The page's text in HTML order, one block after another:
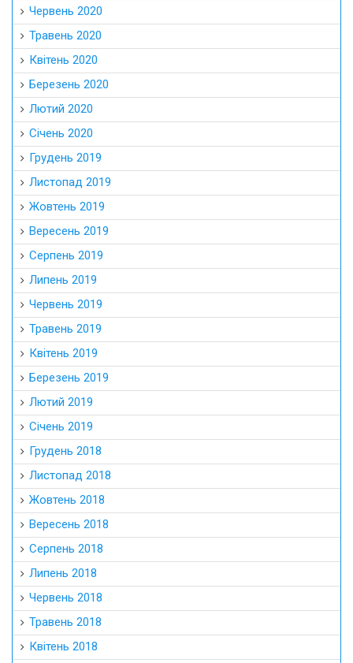
Червень 2020
Травень 2020
Квітень 2020
Березень 2020
Лютий 2020
Січень 2020
Грудень 2019
Листопад 2019
Жовтень 2019
Вересень 2019
Серпень 2019
Липень 2019
Червень 2019
Травень 2019
Квітень 2019
Березень 2019
Лютий 2019
Січень 2019
Грудень 2018
Листопад 2018
Жовтень 2018
Вересень 2018
Серпень 2018
Липень 2018
Червень 2018
Травень 2018
Квітень 2018